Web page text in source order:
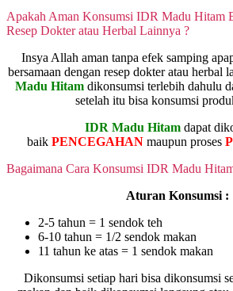
Apakah Aman Konsumsi IDR Madu Hitam
Resep Dokter atau Herbal Lainnya ?
Insya Allah aman tanpa efek samping
bersamaan dengan resep dokter atau herbal
Madu Hitam dikonsumsi terlebih dahulu
setelah itu bisa konsumsi
IDR Madu Hitamdapat
baik PENCEGAHAN maupun proses
Bagaimana Cara Konsumsi IDR Madu
Aturan Konsumsi :
2-5 tahun = 1 sendok teh
6-10 tahun = 1/2 sendok makan
11 tahun ke atas = 1 sendok makan
Dikonsumsi setiap hari bisa dikonsumsi